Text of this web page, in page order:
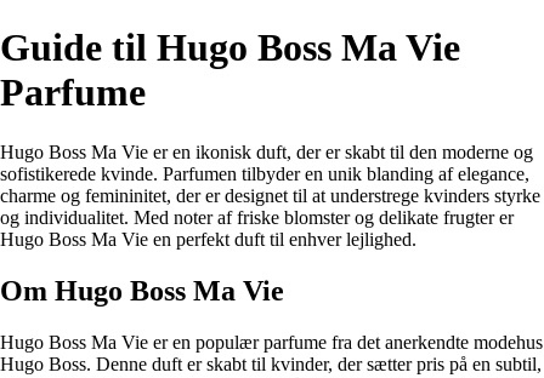
Guide til Hugo Boss Ma Vie
Parfume
Hugo Boss Ma Vie er en ikonisk duft, der er skabt til den moderne og
sofistikerede kvinde. Parfumen tilbyder en unik blanding af elegance,
charme og femininitet, der er designet til at understrege kvinders styrke
og individualitet. Med noter af friske blomster og delikate frugter er
Hugo Boss Ma Vie en perfekt duft til enhver lejlighed.
Om Hugo Boss Ma Vie
Hugo Boss Ma Vie er en populær parfume fra det anerkendte modehus
Hugo Boss. Denne duft er skabt til kvinder, der sætter pris på en subtil,